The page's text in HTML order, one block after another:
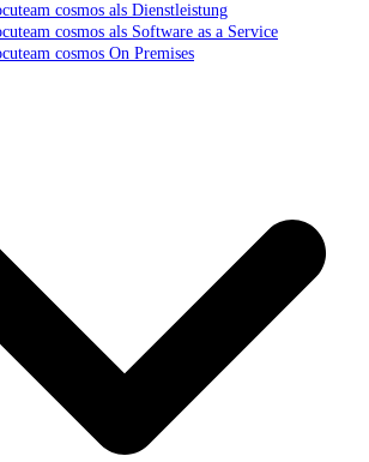
cosmos als Dienstleistung
cosmos als Software as a Service
cosmos On Premises